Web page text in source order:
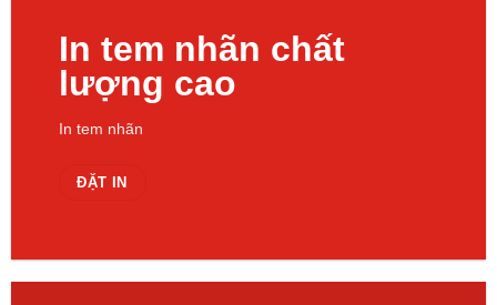
In tem nhãn chất
lượng cao
In tem nhãn
ĐẶT IN